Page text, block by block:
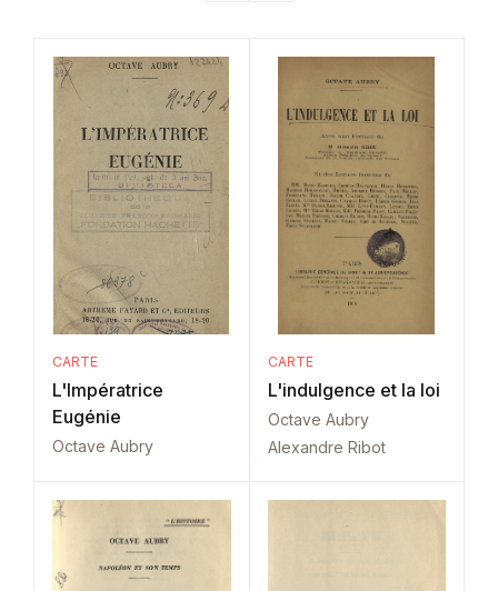
CARTE
L'Impératrice
Eugénie
Octave Aubry
CARTE
L'indulgence et la loi
Octave Aubry
Alexandre Ribot